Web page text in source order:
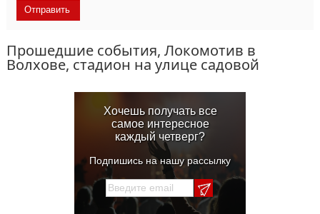
Прошедшие события, Локомотив в
Волхове, стадион на улице садовой
Хочешь получать все
самое интересное
каждый четверг?
Подпишись на нашу рассылку